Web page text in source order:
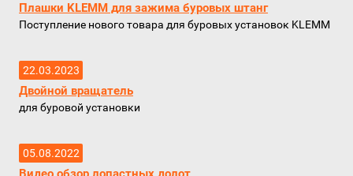
Плашки KLEMM для зажима буровых штанг
Поступление нового товара для буровых установок KLEMM
22.03.2023
Двойной вращатель
для буровой установки
05.08.2022